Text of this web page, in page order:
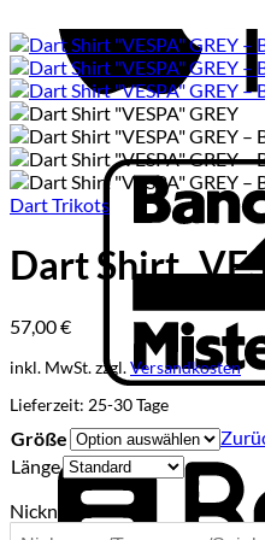
Dart Trikots
Dart Shirt
57,00€
inkl. MwSt.zzgl.Versandkosten
Lieferzeit: 25-30 Tage
Größe
Länge
Nickname